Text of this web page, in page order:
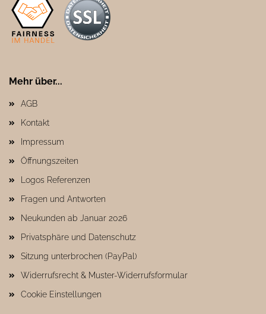
Mehr über...
AGB
Kontakt
Impressum
Öffnungszeiten
Logos Referenzen
Fragen und Antworten
Neukunden ab Januar 2026
Privatsphäre und Datenschutz
Sitzung unterbrochen (PayPal)
Widerrufsrecht & Muster-Widerrufsformular
Cookie Einstellungen